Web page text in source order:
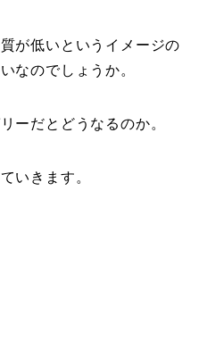
が低いというイメージの
なのでしょうか。
ーだとどうなるのか。
いきます。